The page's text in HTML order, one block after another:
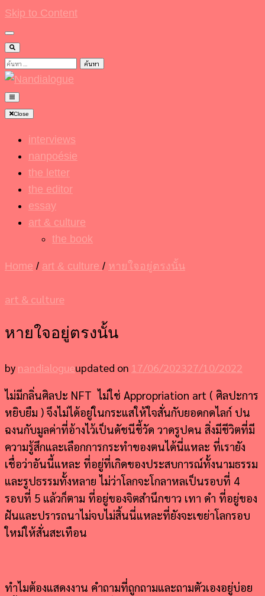
Skip to Content
ค้นหา
สำหรับ:
Nandialogue
Close
interviews
nanpoésie
the letter
the editor
essay
art & culture
the book
Home / art & culture / หายใจอยู่ตรงนั้น
art & culture
หายใจอยู่ตรงนั้น
by nandialogueupdated on 17/06/202327/10/2022
ไม่มีกลิ่นศิลปะ NFT ไม่ใช่ Appropriation art ( ศิลปะการ
หยิบยืม ) จึงไม่ได้อยู่ในกระแสให้ใจสั่นกับยอดกดไลก์ ปน
ฉงนกับมูลค่าที่อ้างไว้เป็นดัชนีชี้วัด วาดรูปคน สิ่งมีชีวิตที่มี
ความรู้สึกและเลือกการกระทำของตนได้นี่แหละ ที่เรายัง
เชื่อว่าอันนี้แหละ ที่อยู่ที่เกิดของประสบการณ์ทั้งนามธรรม
และรูปธรรมทั้งหลาย ไม่ว่าโลกจะโกลาหลเป็นรอบที่ 4
รอบที่ 5 แล้วก็ตาม ที่อยู่ของจิตสำนึกขาว เทา ดำ ที่อยู่ของ
ฝันและปรารถนาไม่จบไม่สิ้นนี่แหละที่ยังจะเขย่าโลกรอบ
ใหม่ให้สั่นสะเทือน
ทำไมต้องแสดงงาน คำถามที่ถูกถามและถามตัวเองอยู่บ่อย